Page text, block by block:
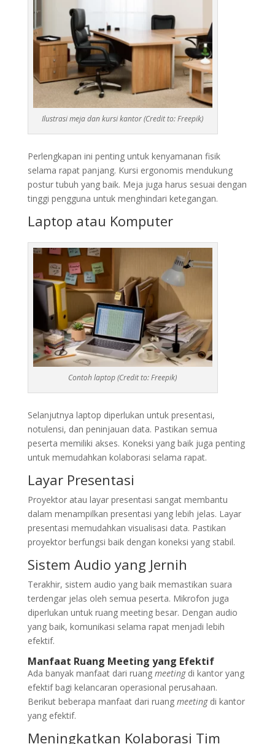
Ilustrasi meja dan kursi kantor (Credit to: Freepik)
Perlengkapan ini penting untuk kenyamanan fisik
selama rapat panjang. Kursi ergonomis mendukung
postur tubuh yang baik. Meja juga harus sesuai dengan
tinggi pengguna untuk menghindari ketegangan.
Laptop atau Komputer
Contoh laptop (Credit to: Freepik)
Selanjutnya laptop diperlukan untuk presentasi,
notulensi, dan peninjauan data. Pastikan semua
peserta memiliki akses. Koneksi yang baik juga penting
untuk memudahkan kolaborasi selama rapat.
Layar Presentasi
Proyektor atau layar presentasi sangat membantu
dalam menampilkan presentasi yang lebih jelas. Layar
presentasi memudahkan visualisasi data. Pastikan
proyektor berfungsi baik dengan koneksi yang stabil.
Sistem Audio yang Jernih
Terakhir, sistem audio yang baik memastikan suara
terdengar jelas oleh semua peserta. Mikrofon juga
diperlukan untuk ruang meeting besar. Dengan audio
yang baik, komunikasi selama rapat menjadi lebih
efektif.
Manfaat Ruang Meeting yang Efektif
Ada banyak manfaat dari ruang meeting di kantor yang
efektif bagi kelancaran operasional perusahaan.
Berikut beberapa manfaat dari ruang meeting di kantor
yang efektif.
Meningkatkan Kolaborasi Tim